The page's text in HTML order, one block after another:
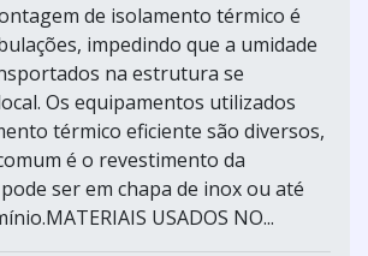
de isolamento térmico é
impedindo que a umidade
na estrutura se
Os equipamentos utilizados
térmico eficiente são diversos,
é o revestimento da
ser em chapa de inox ou até
USADOS NO...